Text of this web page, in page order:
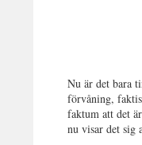
Nu är det bara
förvåning,
faktum att det
nu visar det sig